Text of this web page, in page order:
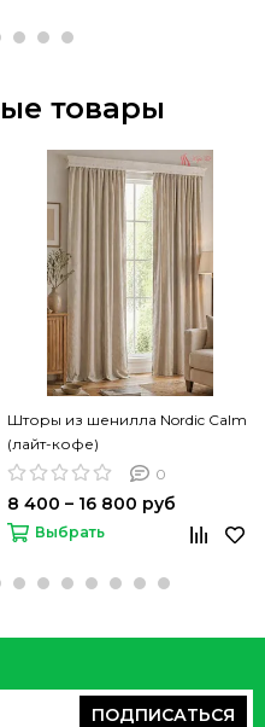
товары
Шторы из шенилла Nordic Calm
(лайт-кофе)
0
8 400 – 16 800 руб
Выбрать
ПОДПИСАТЬСЯ